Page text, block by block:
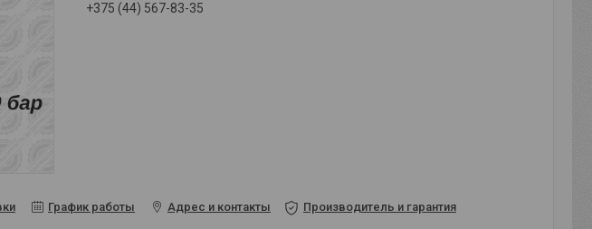
+375 (44) 567-83-35
График работы Адрес и контакты Производитель и гарантия